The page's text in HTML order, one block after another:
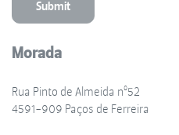
Morada
Rua Pinto de Almeida nº52
4591-909 Paços de Ferreira